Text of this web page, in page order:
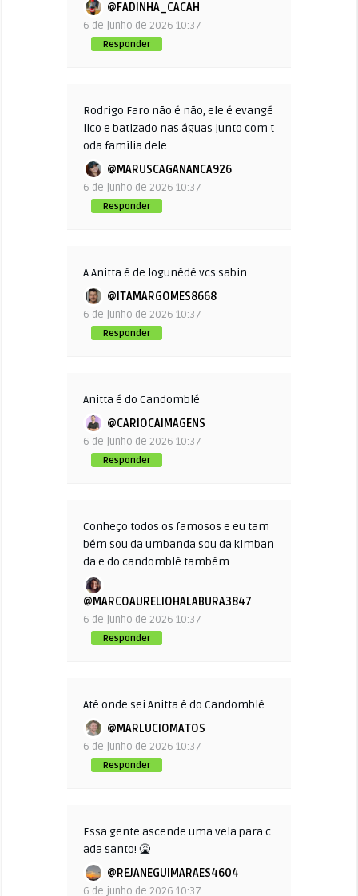
@FADINHA_CACAH
6 de junho de 2026 10:37
Responder
Rodrigo Faro não é não, ele é evangé
lico e batizado nas águas junto com t
oda família dele.
@MARUSCAGANANCA926
6 de junho de 2026 10:37
Responder
A Anitta é de logunédé vcs sabin
@ITAMARGOMES8668
6 de junho de 2026 10:37
Responder
Anitta é do Candomblé
@CARIOCAIMAGENS
6 de junho de 2026 10:37
Responder
Conheço todos os famosos e eu tam
bém sou da umbanda sou da kimban
da e do candomblé também
@MARCOAURELIOHALABURA3847
6 de junho de 2026 10:37
Responder
Até onde sei Anitta é do Candomblé.
@MARLUCIOMATOS
6 de junho de 2026 10:37
Responder
Essa gente ascende uma vela para c
ada santo! 🤮
@REJANEGUIMARAES4604
6 de junho de 2026 10:37